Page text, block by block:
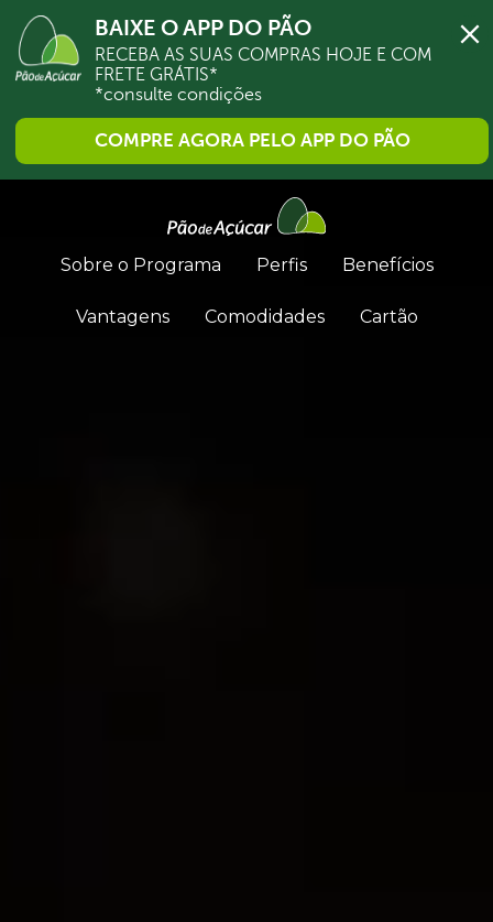
BAIXE O APP DO PÃO
RECEBA AS SUAS COMPRAS HOJE E COM
FRETE GRÁTIS*
*consulte condições
COMPRE AGORA PELO APP DO PÃO
Sobre o Programa Perfis Benefícios
Vantagens Comodidades Cartão